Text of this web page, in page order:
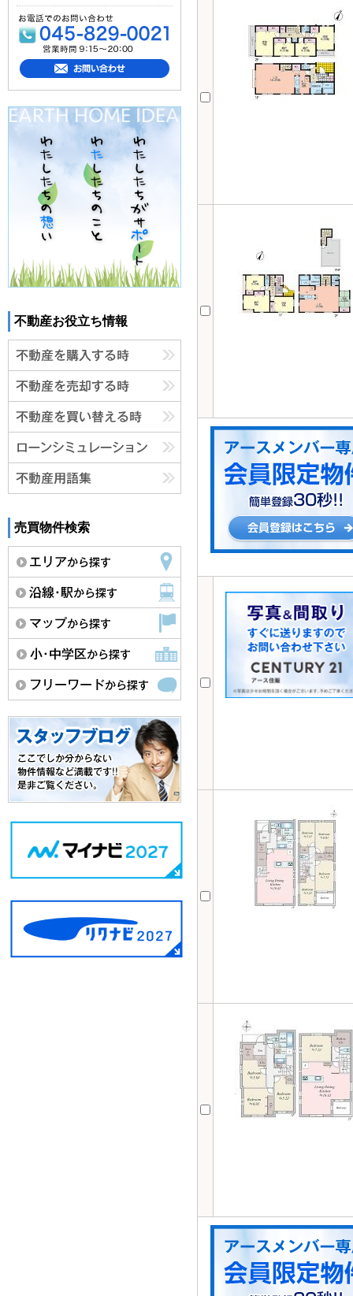
不動産お役立ち情報
売買物件検索